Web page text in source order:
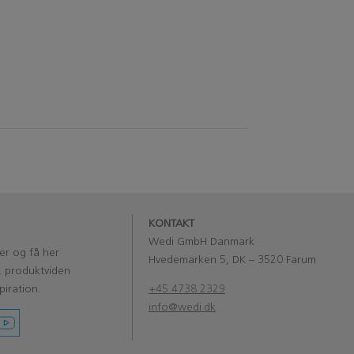
og få her
produktviden
KONTAKT
Wedi GmbH Danmark
Hvedemarken 5, DK – 3520 Farum
+45 4738 2329
info@wedi.dk